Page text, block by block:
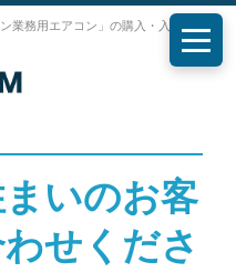
業務用エアコン」の購入・入れ替え・
メニ
いのお客
せくださ